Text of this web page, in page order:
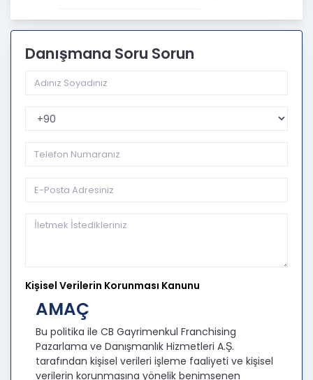
Danışmana Soru Sorun
Telefon Kodu
Kişisel Verilerin Korunması Kanunu
AMAÇ
Bu politika ile CB Gayrimenkul Franchising
Pazarlama ve Danışmanlık Hizmetleri A.Ş.
tarafından kişisel verileri işleme faaliyeti ve kişisel
verilerin korunmasına yönelik benimsenen